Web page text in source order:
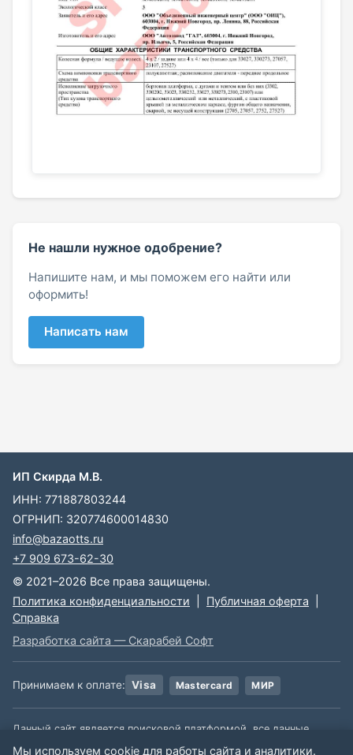
Не нашли нужное одобрение?
Напишите нам, и мы поможем его найти или
оформить!
Написать нам
ИП Скирда М.В.
ИНН: 771887803244
ОГРНИП: 320774600014830
info@bazaotts.ru
+7 909 673-62-30
© 2021–2026 Все права защищены.
Политика конфиденциальности
Публичная оферта
Справка
Разработка сайта — Скарабей Софт
Принимаем к оплате: Visa Mastercard МИР
Данный сайт является поисковой платформой, все данные,
размещенные на сайте, взяты из открытых источников. Мы не
Мы используем cookie для работы сайта и аналитики.